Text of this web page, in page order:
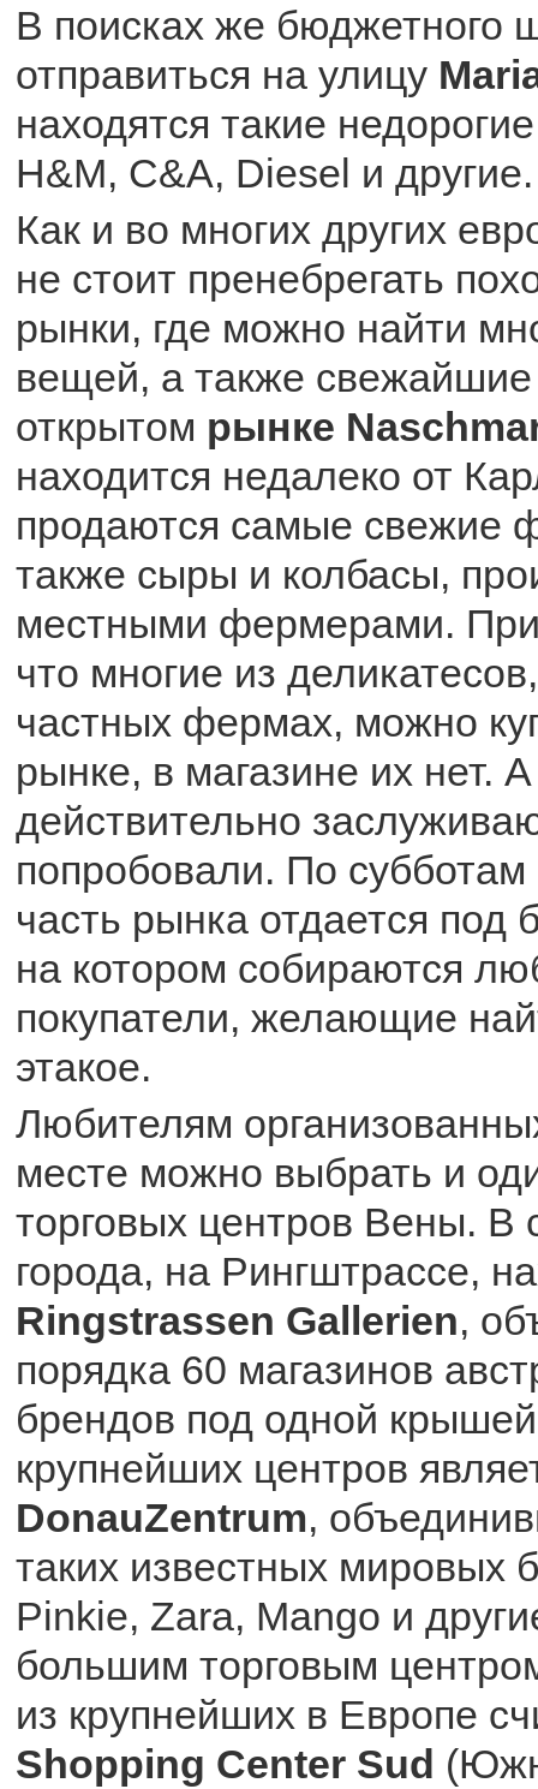
В поисках же бюджетного
отправиться на улицу
находятся такие
H&M, C&A, Diesel и другие.
Как и во многих других
не стоит пренебрегать
рынки, где можно найти
вещей, а также свежайшие
открытом рынке
находится недалеко от
продаются самые свежие
также сыры и колбасы,
местными фермерами.
что многие из
частных фермах, можно
рынке, в магазине их нет.
действительно
попробовали. По
часть рынка отдается
на котором собираются
покупатели, желающие
этакое.
Любителям
месте можно выбрать и
торговых центров Вены. В
города, на Рингштрассе,
Ringstrassen Gallerien,
порядка 60 магазинов
брендов под одной
крупнейших центров
DonauZentrum,
таких известных мировых
Pinkie, Zara, Mango и
большим торговым
из крупнейших в Европе
Shopping Center Sud